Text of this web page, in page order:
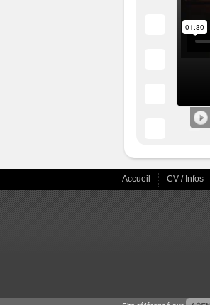
Accueil CV / Infos